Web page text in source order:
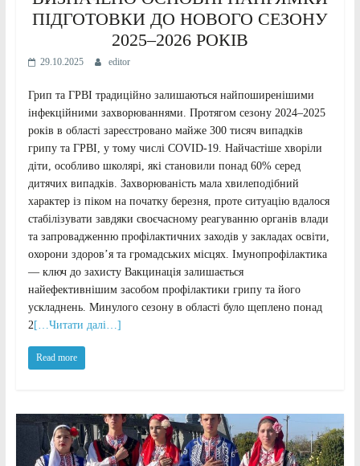
ПІДГОТОВКИ ДО НОВОГО СЕЗОНУ
2025–2026 РОКІВ
29.10.2025 editor
Грип та ГРВІ традиційно залишаються найпоширенішими
інфекційними захворюваннями. Протягом сезону 2024–2025
років в області зареєстровано майже 300 тисяч випадків
грипу та ГРВІ, у тому числі COVID-19. Найчастіше хворіли
діти, особливо школярі, які становили понад 60% серед
дитячих випадків. Захворюваність мала хвилеподібний
характер із піком на початку березня, проте ситуацію вдалося
стабілізувати завдяки своєчасному реагуванню органів влади
та запровадженню профілактичних заходів у закладах освіти,
охорони здоров’я та громадських місцях. Імунопрофілактика
— ключ до захисту Вакцинація залишається
найефективнішим засобом профілактики грипу та його
ускладнень. Минулого сезону в області було щеплено понад
2[…Читати далі…]
Read more